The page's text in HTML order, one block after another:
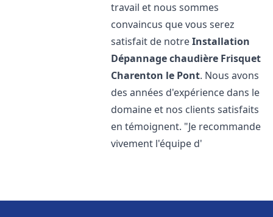
travail et nous sommes
convaincus que vous serez
satisfait de notreInstallation
Dépannage chaudière Frisquet
Charenton le Pont. Nous avons
des années d'expérience dans le
domaine et nos clients satisfaits
en témoignent. "Je recommande
vivement l'équipe d'